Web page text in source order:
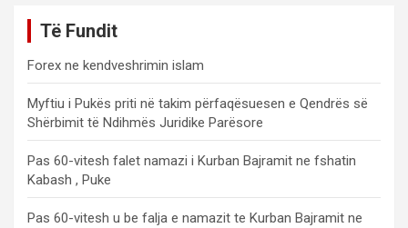
Të Fundit
Forex ne kendveshrimin islam
Myftiu i Pukës priti në takim përfaqësuesen e Qendrës së
Shërbimit të Ndihmës Juridike Parësore
Pas 60-vitesh falet namazi i Kurban Bajramit ne fshatin
Kabash , Puke
Pas 60-vitesh u be falja e namazit te Kurban Bajramit ne